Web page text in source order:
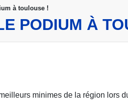
à toulouse !
PODIUM À
minimes de la région lors